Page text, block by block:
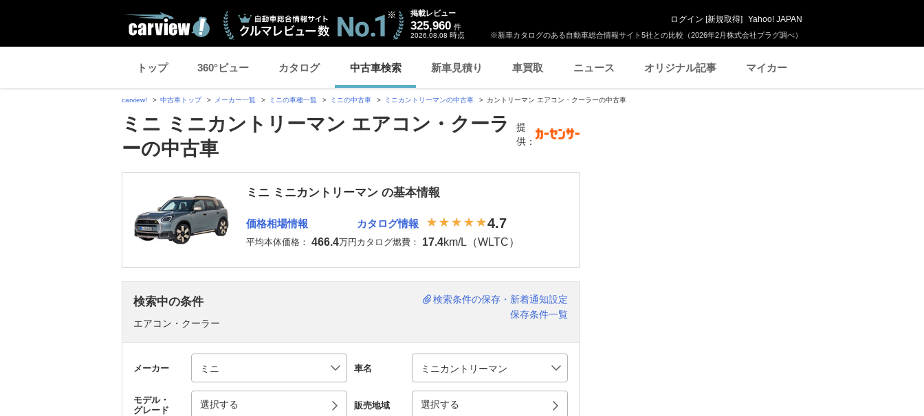
※新車カタログのある自動車総合情報サイト5社との比較（2026年2月株式会社プラグ調べ）
掲載レビュー
325,960 件
2026.08.08 時点
ログイン [新規取得] Yahoo! JAPAN
トップ 360°ビュー カタログ 中古車検索 新車見積り 車買取 ニュース オリジナル記事 マイカー
carview! 中古車トップ メーカー一覧 ミニの車種一覧 ミニの中古車 ミニカントリーマンの中古車 カントリーマン エアコン・クーラーの中古車
ミニ ミニカントリーマン エアコン・クーラ
ーの中古車
提
供：
ミニ ミニカントリーマン の基本情報
価格相場情報
平均本体価格： 466.4万円
カタログ情報 4.7
カタログ燃費： 17.4km/L（WLTC）
検索中の条件
エアコン・クーラー
検索条件の保存・新着通知設定
保存条件一覧
メーカー 車名
モデル・
グレード
選択する 販売地域 選択する